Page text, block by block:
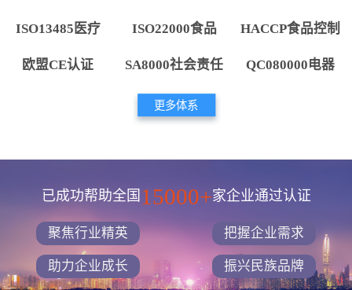
ISO13485医疗 ISO22000食品 HACCP食品控制
欧盟CE认证 SA8000社会责任 QC080000电器
更多体系
已成功帮助全国 15000+家企业通过认证
聚焦行业精英 把握企业需求
助力企业成长 振兴民族品牌